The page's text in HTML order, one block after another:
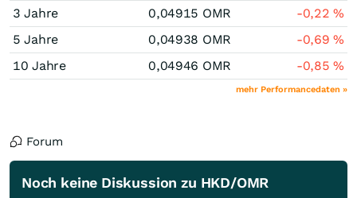
3 Jahre 0,04915 OMR -0,22%
5 Jahre
0,04938 OMR -0,69%
10 Jahre
0,04946 OMR -0,85%
mehr Performancedaten »
Forum
Noch keine Diskussion zu HKD/OMR